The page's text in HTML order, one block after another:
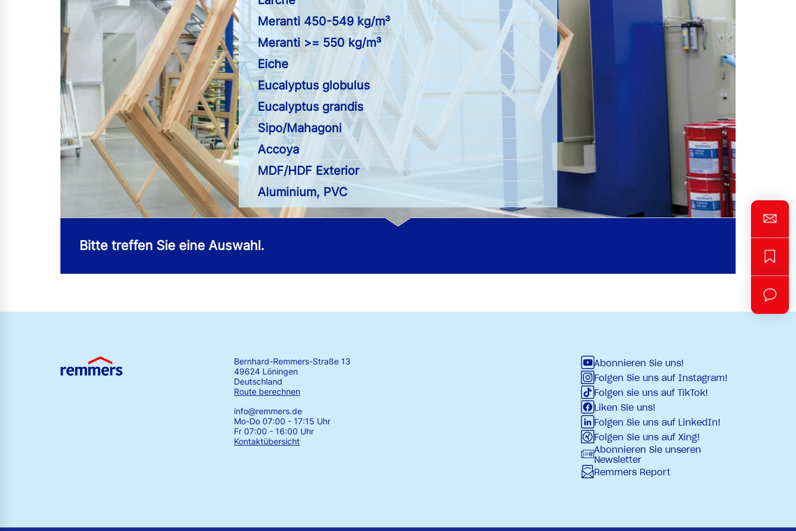
Meranti 450-549 kg/m³
Meranti >= 550 kg/m³
Eiche
Eucalyptus globulus
Eucalyptus grandis
Sipo/Mahagoni
Accoya
MDF/HDF Exterior
Aluminium, PVC
Bitte treffen Sie eine Auswahl.
Bernhard-Remmers-Straße 13
49624 Löningen
Deutschland
Route berechnen
info@remmers.de
Mo-Do 07:00 - 17:15 Uhr
Fr 07:00 - 16:00 Uhr
Kontaktübersicht
Abonnieren Sie uns!
Folgen Sie uns auf Instagram!
Folgen sie uns auf TikTok!
Liken Sie uns!
Folgen Sie uns auf LinkedIn!
Folgen Sie uns auf Xing!
Abonnieren Sie unseren
Newsletter
Remmers Report